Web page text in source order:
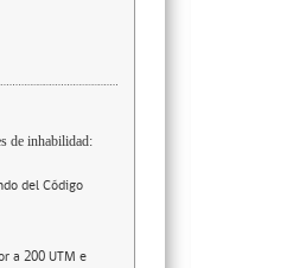
de inhabilidad:
del Código
a 200 UTM e